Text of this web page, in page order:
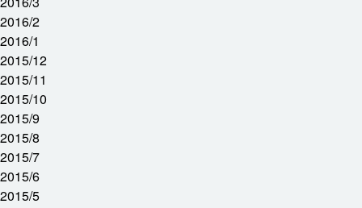
2016/2
2016/1
2015/12
2015/11
2015/10
2015/9
2015/8
2015/7
2015/6
2015/5